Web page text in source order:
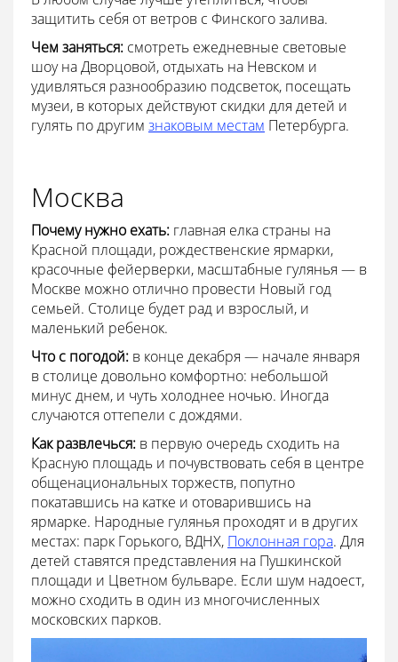
защитить себя от ветров с Финского залива.
Чем заняться: смотреть ежедневные световые
шоу на Дворцовой, отдыхать на Невском и
удивляться разнообразию подсветок, посещать
музеи, в которых действуют скидки для детей и
гулять по другим знаковым местам Петербурга.
Москва
Почему нужно ехать: главная елка страны на
Красной площади, рождественские ярмарки,
красочные фейерверки, масштабные гулянья — в
Москве можно отлично провести Новый год
семьей. Столице будет рад и взрослый, и
маленький ребенок.
Что с погодой: в конце декабря — начале января
в столице довольно комфортно: небольшой
минус днем, и чуть холоднее ночью. Иногда
случаются оттепели с дождями.
Как развлечься: в первую очередь сходить на
Красную площадь и почувствовать себя в центре
общенациональных торжеств, попутно
покатавшись на катке и отоварившись на
ярмарке. Народные гулянья проходят и в других
местах: парк Горького, ВДНХ, Поклонная гора. Для
детей ставятся представления на Пушкинской
площади и Цветном бульваре. Если шум надоест,
можно сходить в один из многочисленных
московских парков.